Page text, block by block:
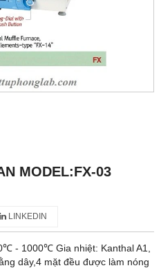
MODEL:FX-03
LINKEDIN
- 1000℃ Gia nhiệt: Kanthal A1,
dây,4 mặt đều được làm nóng